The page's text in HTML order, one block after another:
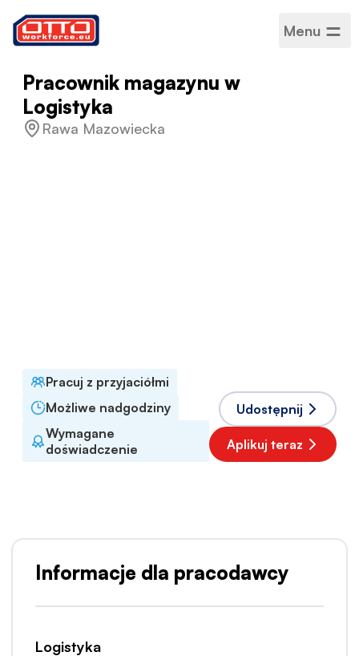
Menu
Pracownik magazynu w
Logistyka
Rawa Mazowiecka
Pracuj z przyjaciółmi
Możliwe nadgodziny
Wymagane
doświadczenie
Udostępnij
Aplikuj teraz
Informacje dla pracodawcy
Logistyka